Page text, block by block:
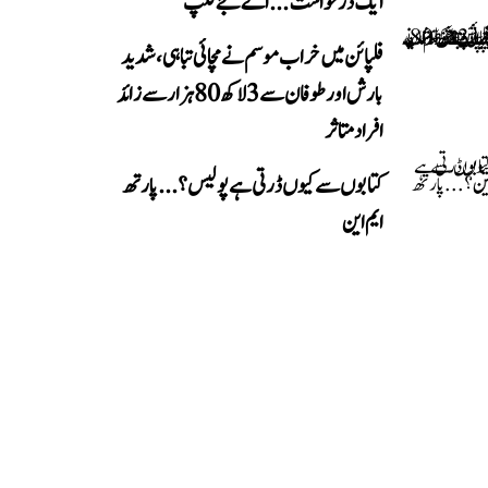
فلپائن میں خراب موسم نے مچائی تباہی، شدید
بارش اور طوفان سے 3 لاکھ 80 ہزار سے زائد
افراد متاثر
کتابوں سے کیوں ڈرتی ہے پولیس؟...پارتھ
ایم این